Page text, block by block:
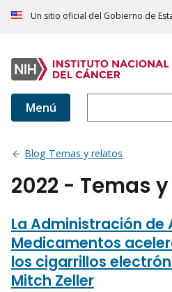
Un sitio oficial del Gobierno de
Menú
Blog Temas y relatos
2022 - Temas
La Administración de
Medicamentos
los cigarrillos
Mitch Zeller